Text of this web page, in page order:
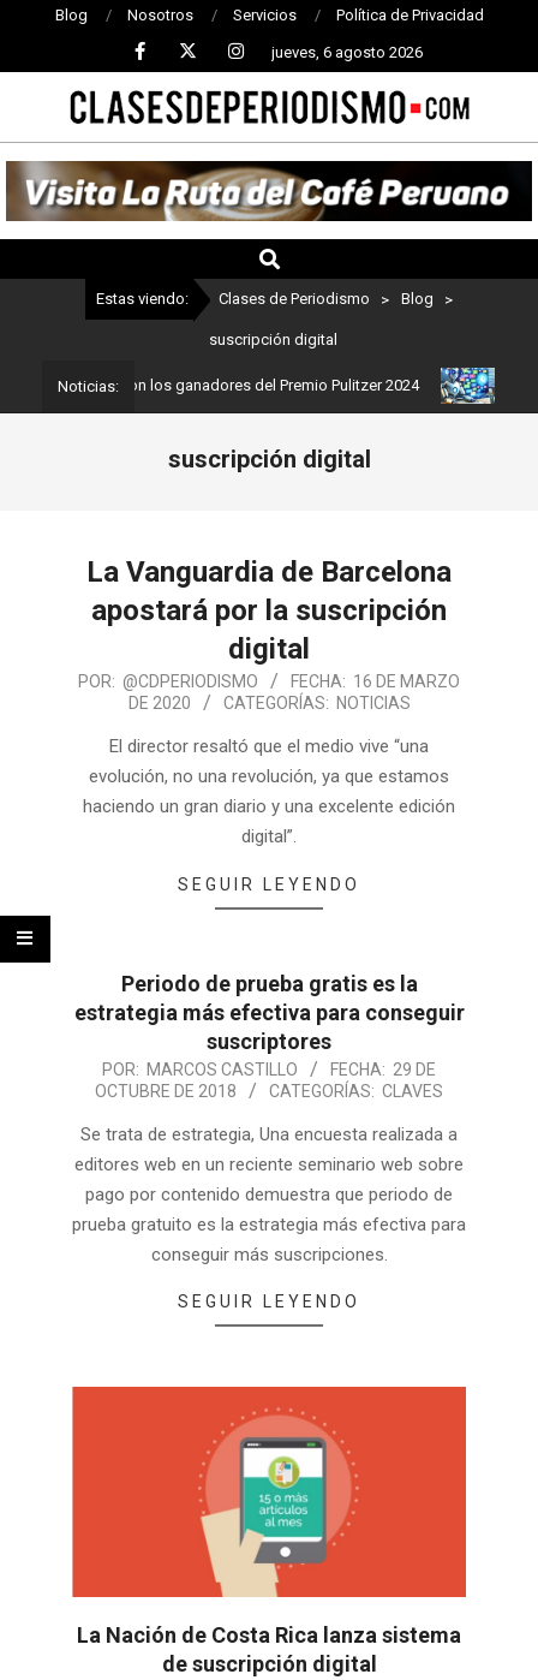
Blog Nosotros Servicios Política de Privacidad
jueves, 6 agosto 2026
CLASES
DE
PERIODISMO
Estas viendo: Clases de Periodismo > Blog >
suscripción digital
Noticias:
Estos son los ganadores del Premio Pulitzer 2024
suscripción digital
La Vanguardia de Barcelona
apostará por la suscripción
digital
POR: @CDPERIODISMO FECHA: 16 DE MARZO
DE 2020
CATEGORÍAS: NOTICIAS
El director resaltó que el medio vive “una
evolución, no una revolución, ya que estamos
haciendo un gran diario y una excelente edición
digital”.
SEGUIR LEYENDO
Periodo de prueba gratis es la
estrategia más efectiva para conseguir
suscriptores
POR: MARCOS CASTILLO FECHA: 29 DE
OCTUBRE DE 2018
CATEGORÍAS: CLAVES
Se trata de estrategia, Una encuesta realizada a
editores web en un reciente seminario web sobre
pago por contenido demuestra que periodo de
prueba gratuito es la estrategia más efectiva para
conseguir más suscripciones.
SEGUIR LEYENDO
La Nación de Costa Rica lanza sistema
de suscripción digital